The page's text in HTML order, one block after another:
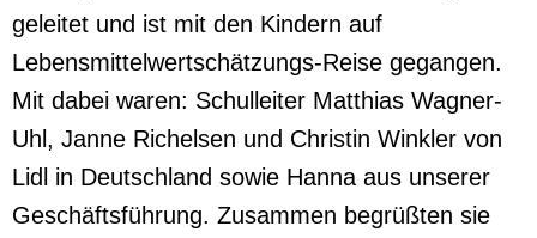
geleitet und ist mit den Kindern auf
Lebensmittelwertschätzungs-Reise gegangen.
Mit dabei waren: Schulleiter Matthias Wagner-
Uhl, Janne Richelsen und Christin Winkler von
Lidl in Deutschland sowie Hanna aus unserer
Geschäftsführung. Zusammen begrüßten sie